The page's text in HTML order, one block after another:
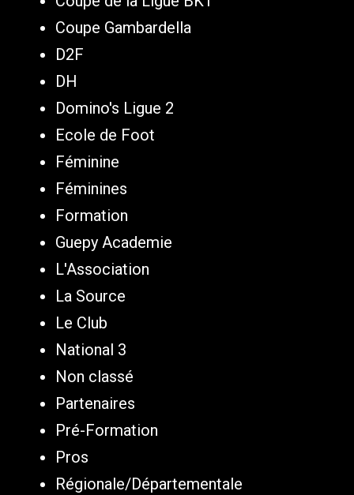
Coupe Gambardella
D2F
DH
Domino's Ligue 2
Ecole de Foot
Féminine
Féminines
Formation
Guepy Academie
L'Association
La Source
Le Club
National 3
Non classé
Partenaires
Pré-Formation
Pros
Régionale/Départementale